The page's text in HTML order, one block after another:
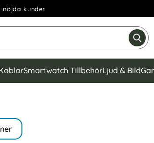
nöjda kunder
Smartwatch TillbehörLjud & Bild